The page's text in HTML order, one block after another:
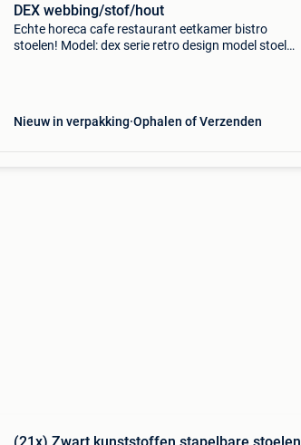
DEX webbing/stof/hout
Echte horeca cafe restaurant eetkamer bistro
stoelen! Model: dex serie retro design model stoel
Nieuw in verpakking Ophalen of Verzenden